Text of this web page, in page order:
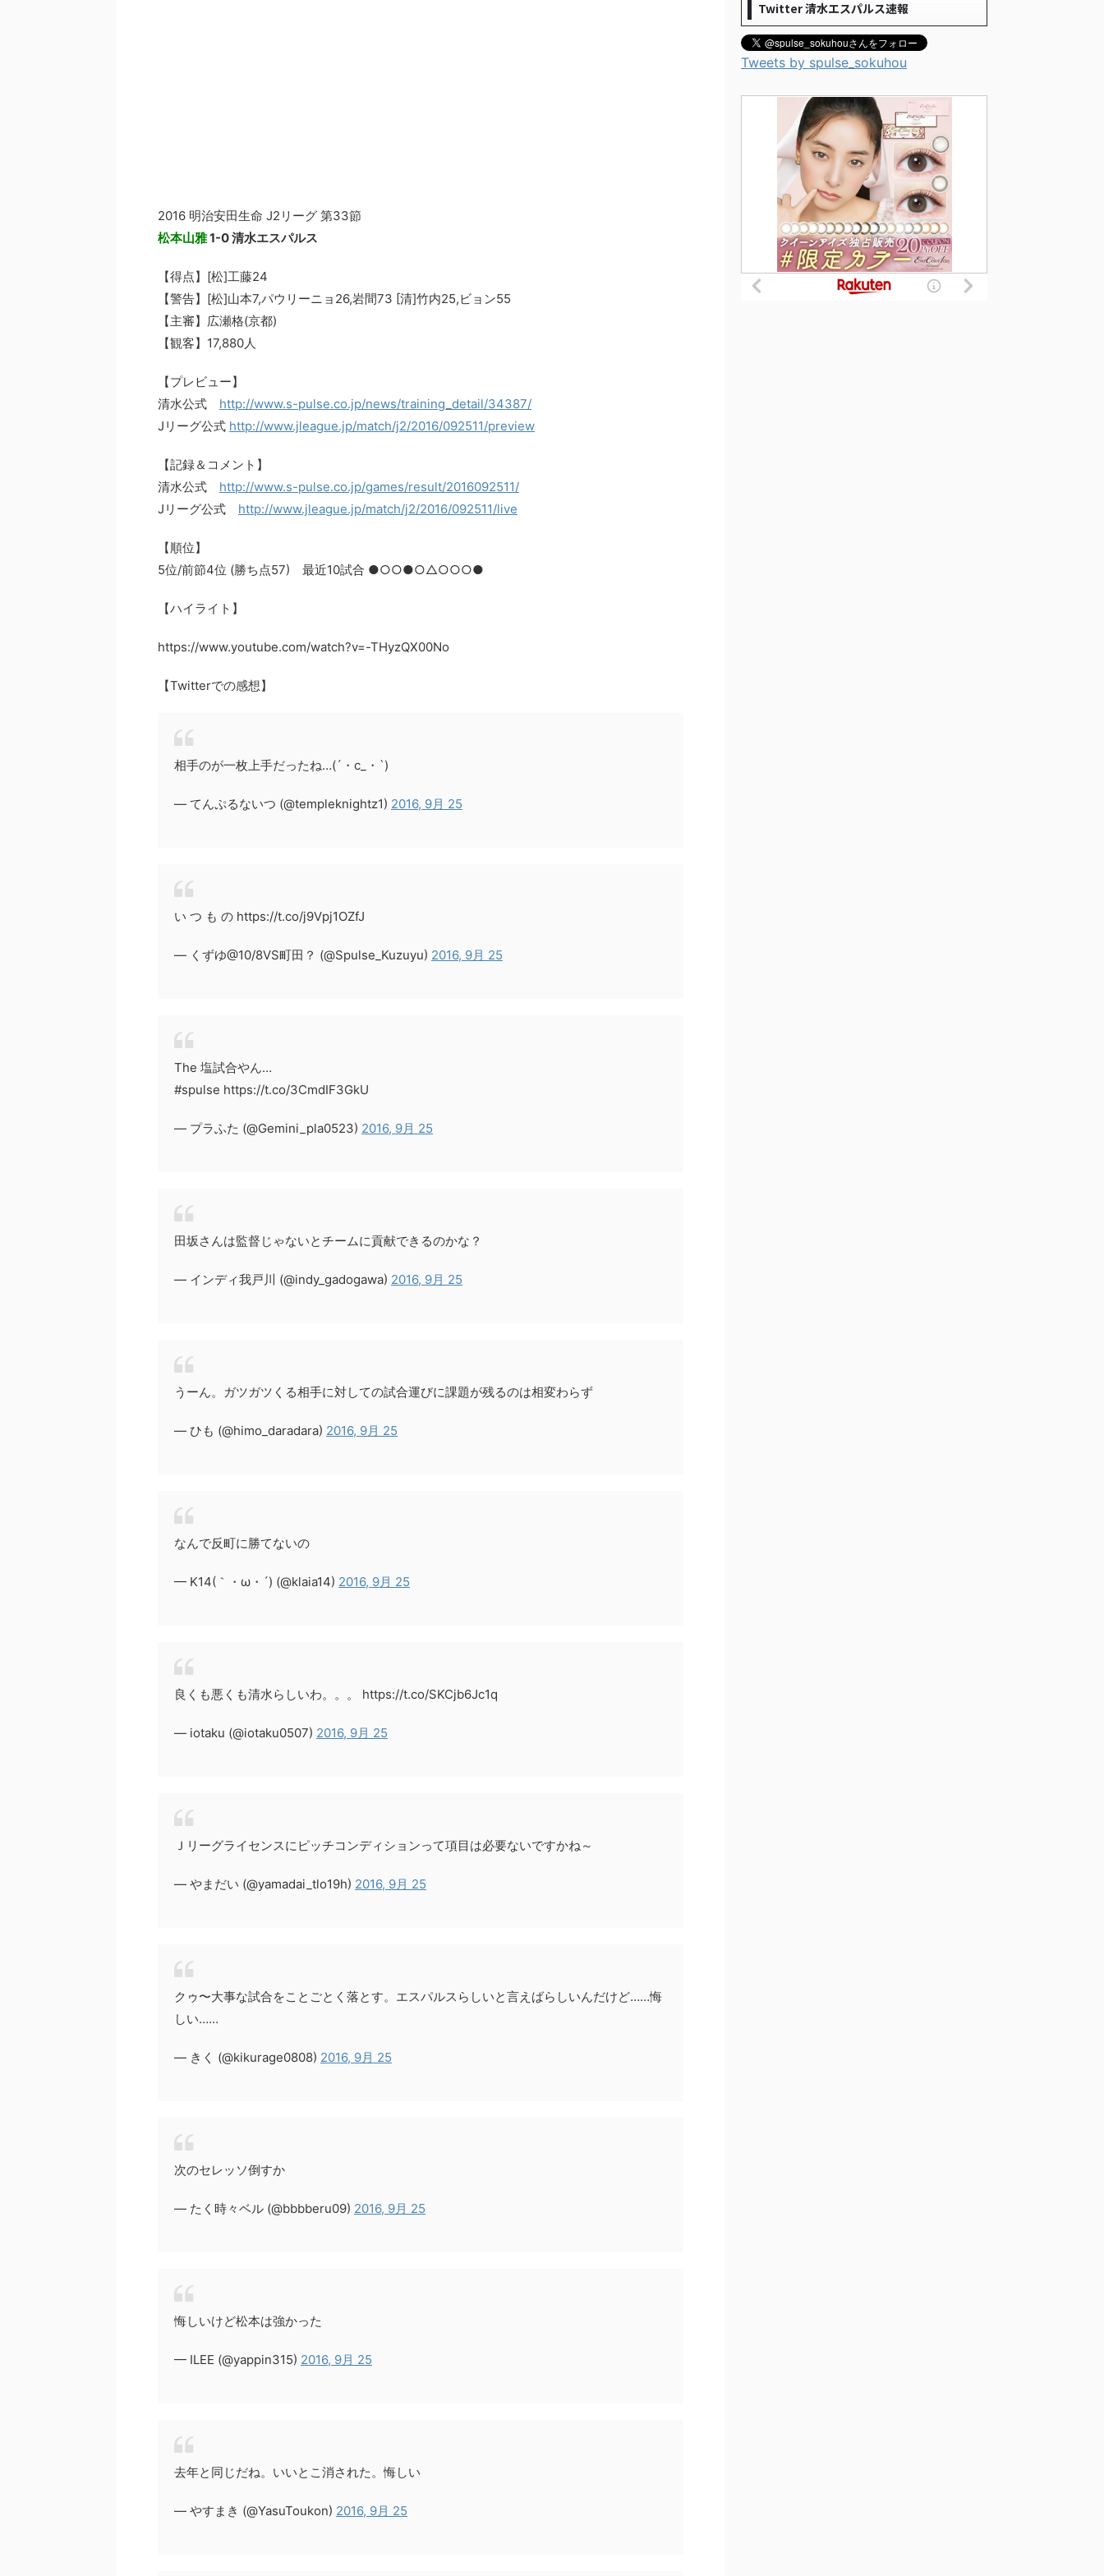
2016 明治安田生命 J2リーグ 第33節
松本山雅1-0 清水エスパルス
【得点】[松]工藤24
【警告】[松]山本7,パウリーニョ26,岩間73 [清]竹内25,ビョン55
【主審】広瀬格(京都)
【観客】17,880人
【プレビュー】
清水公式 http://www.s-pulse.co.jp/news/training_detail/34387/
Jリーグ公式 http://www.jleague.jp/match/j2/2016/092511/preview
【記録＆コメント】
清水公式 http://www.s-pulse.co.jp/games/result/2016092511/
Jリーグ公式 http://www.jleague.jp/match/j2/2016/092511/live
【順位】
5位/前節4位 (勝ち点57) 最近10試合 ●○○●○△○○○●
【ハイライト】
https://www.youtube.com/watch?v=-THyzQX00No
【Twitterでの感想】
相手のが一枚上手だったね…(´・c_・`)
— てんぷるないつ (@templeknightz1) 2016, 9月 25
い つ も の https://t.co/j9Vpj1OZfJ
— くずゆ@10/8VS町田？ (@Spulse_Kuzuyu) 2016, 9月 25
The 塩試合やん…
#spulse https://t.co/3CmdIF3GkU
— プラふた (@Gemini_pla0523) 2016, 9月 25
田坂さんは監督じゃないとチームに貢献できるのかな？
— インディ我戸川 (@indy_gadogawa) 2016, 9月 25
うーん。ガツガツくる相手に対しての試合運びに課題が残るのは相変わらず
— ひも (@himo_daradara) 2016, 9月 25
なんで反町に勝てないの
— K14(｀・ω・´) (@klaia14) 2016, 9月 25
良くも悪くも清水らしいわ。。。 https://t.co/SKCjb6Jc1q
— iotaku (@iotaku0507) 2016, 9月 25
Ｊリーグライセンスにピッチコンディションって項目は必要ないですかね～
— やまだい (@yamadai_tlo19h) 2016, 9月 25
クゥ〜大事な試合をことごとく落とす。エスパルスらしいと言えばらしいんだけど……悔
しい……
— きく (@kikurage0808) 2016, 9月 25
次のセレッソ倒すか
— たく時々ベル (@bbbberu09) 2016, 9月 25
悔しいけど松本は強かった
— ILEE (@yappin315) 2016, 9月 25
去年と同じだね。いいとこ消された。悔しい
— やすまき (@YasuToukon) 2016, 9月 25
Twitter 清水エスパルス速報
Tweets by spulse_sokuhou